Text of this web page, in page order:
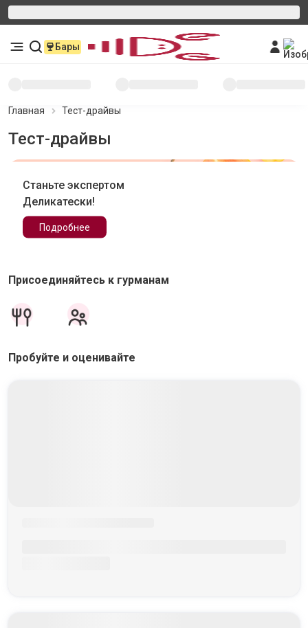
Бары
Главная Тест-драйвы
Тест-драйвы
Станьте экспертом
Деликатески!
Подробнее
Присоединяйтесь к гурманам
Пробуйте и оценивайте